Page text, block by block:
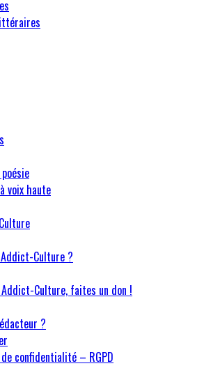
voix haute
Culture ?
Addict-Culture, faites un don !
?
confidentialité – RGPD